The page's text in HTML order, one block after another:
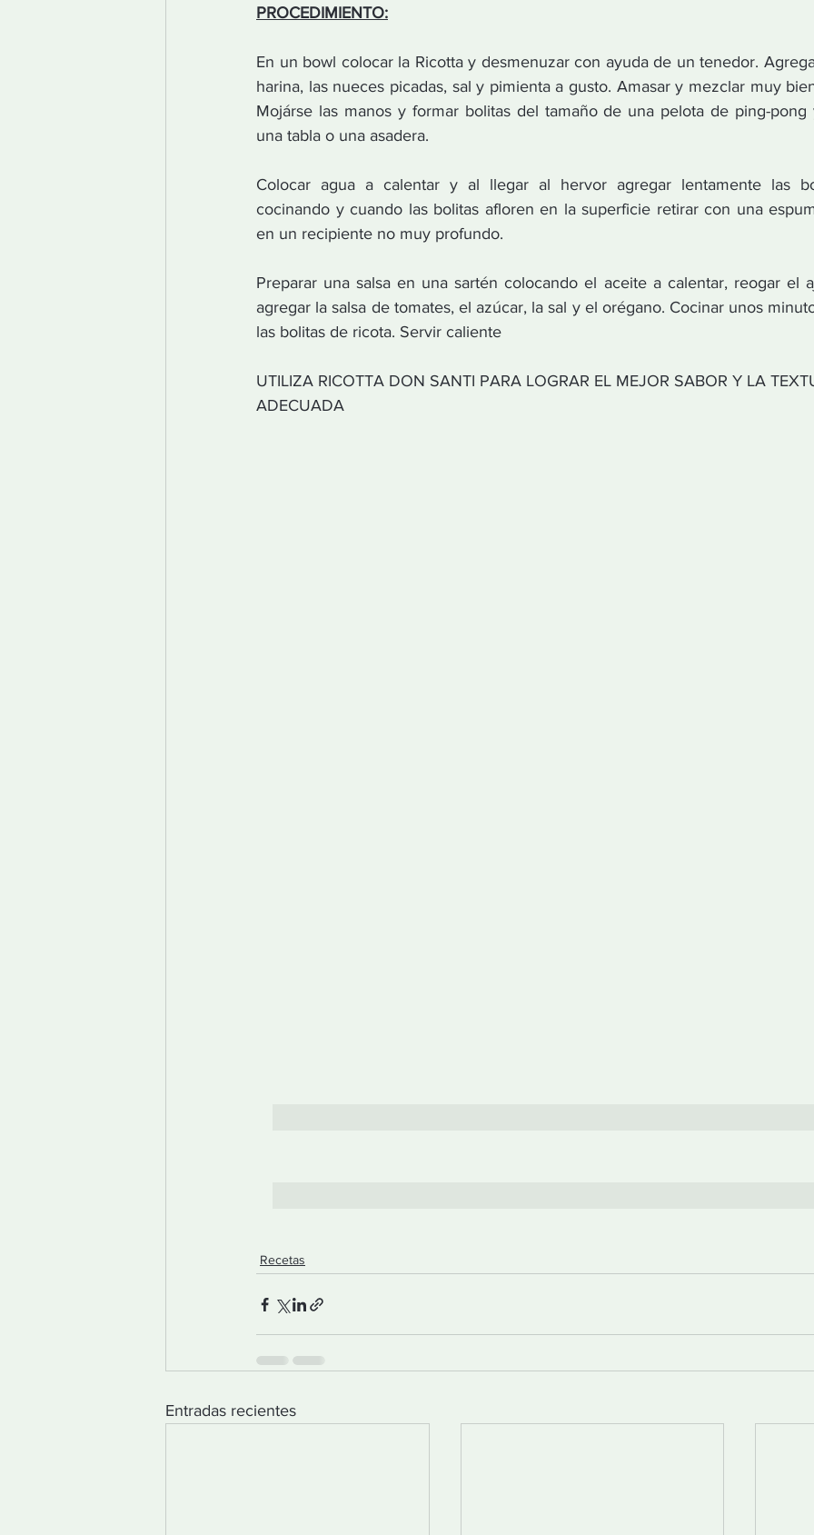
PROCEDIMIENTO:
En un bowl colocar la Ricotta y desmenuzar con ayuda de un tenedor.
harina, las nueces picadas, sal y pimienta a gusto. Amasar y mezclar muy
Mojárse las manos y formar bolitas del tamaño de una pelota de ping-pong
una tabla o una asadera.
Colocar agua a calentar y al llegar al hervor agregar lentamente las
cocinando y cuando las bolitas afloren en la superficie retirar con una
en un recipiente no muy profundo.
Preparar una salsa en una sartén colocando el aceite a calentar, reogar el
agregar la salsa de tomates, el azúcar, la sal y el orégano. Cocinar unos
las bolitas de ricota. Servir caliente
UTILIZA RICOTTA DON SANTI PARA LOGRAR EL MEJOR SABOR Y LA
ADECUADA
Recetas
Entradas recientes